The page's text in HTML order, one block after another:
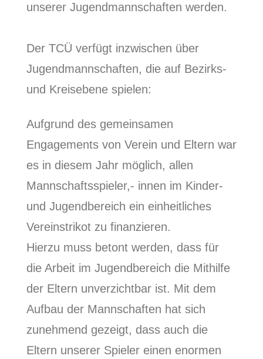
unserer Jugendmannschaften werden.
Der TCÜ verfügt inzwischen über
Jugendmannschaften, die auf Bezirks-
und Kreisebene spielen:
Aufgrund des gemeinsamen
Engagements von Verein und Eltern war
es in diesem Jahr möglich, allen
Mannschaftsspieler,- innen im Kinder-
und Jugendbereich ein einheitliches
Vereinstrikot zu finanzieren.
Hierzu muss betont werden, dass für
die Arbeit im Jugendbereich die Mithilfe
der Eltern unverzichtbar ist. Mit dem
Aufbau der Mannschaften hat sich
zunehmend gezeigt, dass auch die
Eltern unserer Spieler einen enormen